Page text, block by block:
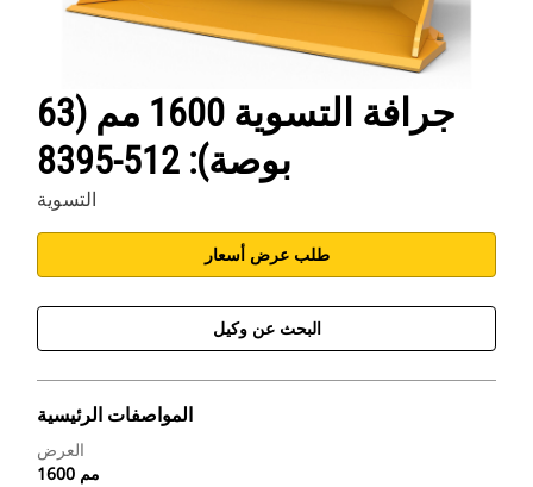
جرافة التسوية 1600 مم (63
بوصة): 512-8395
التسوية
طلب عرض أسعار
البحث عن وكيل
المواصفات الرئيسية
العرض
1600 مم